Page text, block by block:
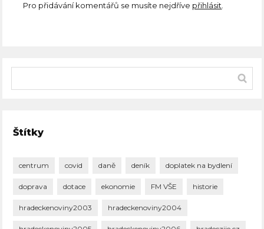
Pro přidávání komentářů se musíte nejdříve přihlásit.
Štítky
centrum covid daně deník doplatek na bydlení
doprava dotace ekonomie FM VŠE historie
hradeckenoviny2003 hradeckenoviny2004